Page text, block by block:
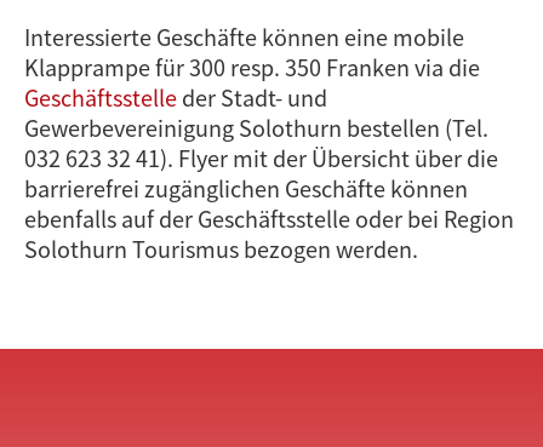
Interessierte Geschäfte können eine mobile
Klapprampe für 300 resp. 350 Franken via die
Geschäftsstelleder Stadt- und
Gewerbevereinigung Solothurn bestellen (Tel.
032 623 32 41). Flyer mit der Übersicht über die
barrierefrei zugänglichen Geschäfte können
ebenfalls auf der Geschäftsstelle oder bei Region
Solothurn Tourismus bezogen werden.